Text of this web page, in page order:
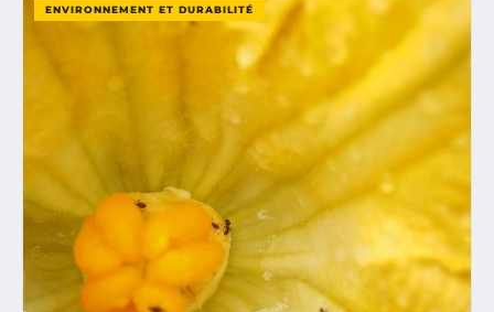
ENVIRONNEMENT ET DURABILITÉ